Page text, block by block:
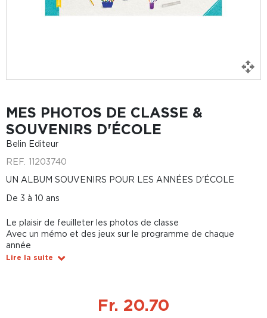
MES PHOTOS DE CLASSE &
SOUVENIRS D'ÉCOLE
Belin Editeur
REF. 11203740
UN ALBUM SOUVENIRS POUR LES ANNÉES D'ÉCOLE
De 3 à 10 ans
Le plaisir de feuilleter les photos de classe
Avec un mémo et des jeux sur le programme de chaque
année
Lire la suite
Fr. 20.70